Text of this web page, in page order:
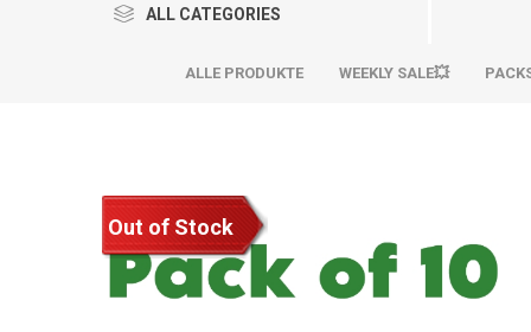
ALL CATEGORIES
ALLE PRODUKTE WEEKLY SALE💥
Out of Stock